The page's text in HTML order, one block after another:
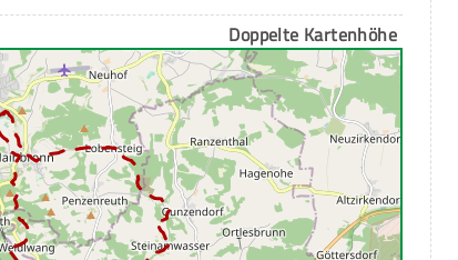
Doppelte Kartenhöhe